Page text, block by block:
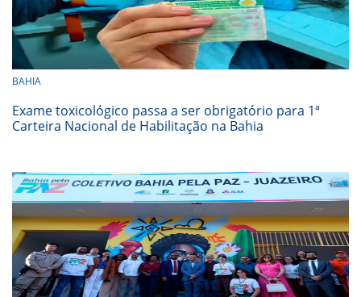
BAHIA
Exame toxicológico passa a ser obrigatório para 1ª
Carteira Nacional de Habilitação na Bahia